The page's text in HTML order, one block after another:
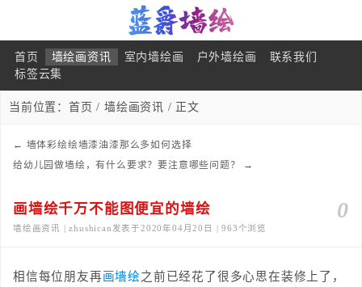
首页 墙绘画资讯 室内墙绘画 户外墙绘画
联系我们
标签云集
当前位置： 首页 /墙绘画资讯 / 正文
← 墙体彩绘绘墙漆油漆那么多如何选择
给幼儿园做墙绘，有什么要求？要注意哪些问题？
→
0
画墙绘千万不能图便宜的墙绘
墙绘画资讯 | zhushican发表于2020年04月20日 | 963个浏览
相信每位朋友再画墙绘之前已经花了很多心思在装修上了，